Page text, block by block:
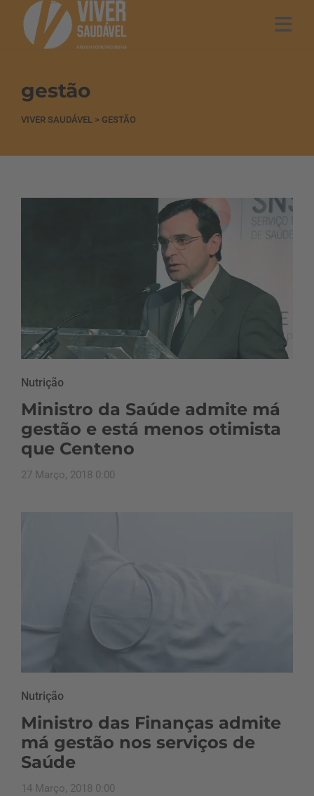
gestão
VIVER SAUDÁVEL > GESTÃO
Nutrição
Ministro da Saúde admite má
gestão e está menos otimista
que Centeno
27 Março, 2018 0:00
Nutrição
Ministro das Finanças admite
má gestão nos serviços de
Saúde
14 Março, 2018 0:00